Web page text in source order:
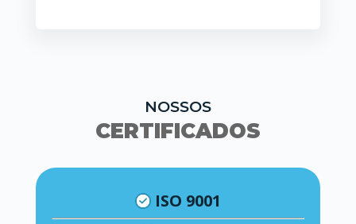
NOSSOS
CERTIFICADOS
ISO 9001